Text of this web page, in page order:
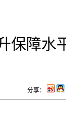
保障水
分享：